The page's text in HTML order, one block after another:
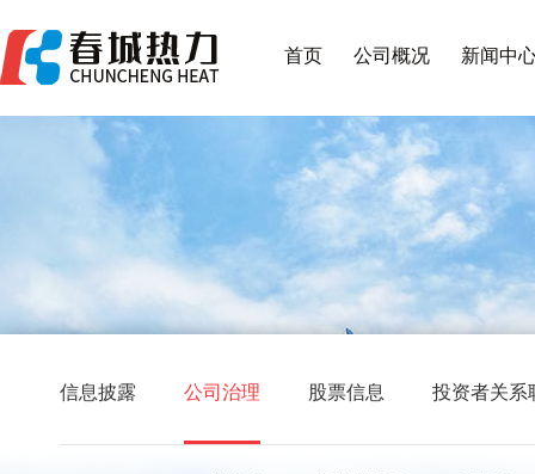
首页 公司概况 新闻中
信息披露 公司治理 股票信息 投资者关系